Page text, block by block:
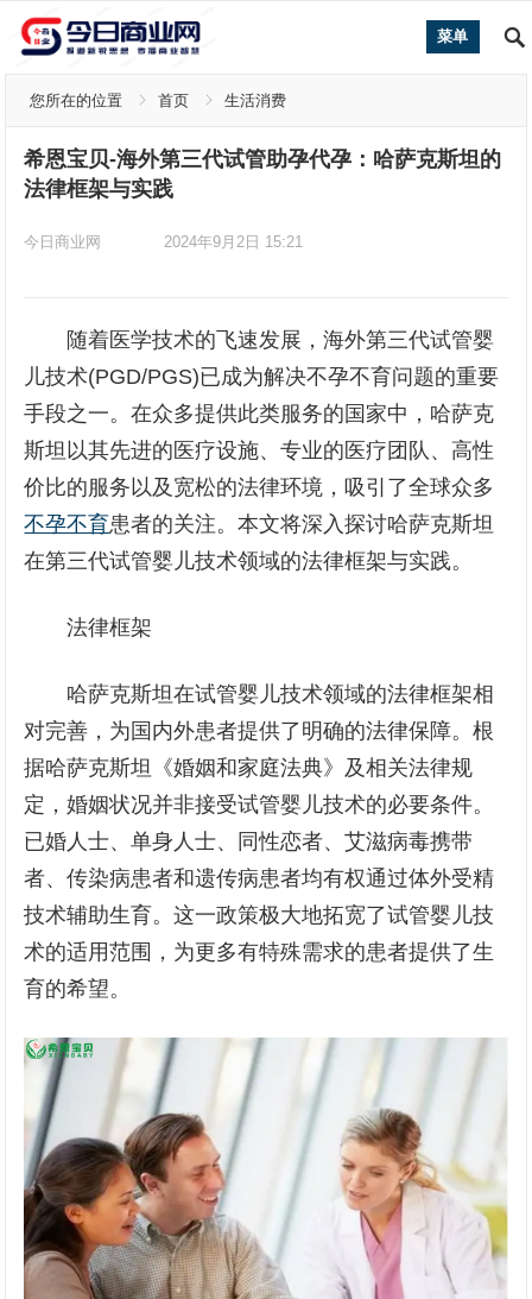
菜单
您所在的位置 首页 生活消费
希恩宝贝-海外第三代试管助孕代孕：哈萨克斯坦的
法律框架与实践
今日商业网 2024年9月2日 15:21
随着医学技术的飞速发展，海外第三代试管婴
儿技术(PGD/PGS)已成为解决不孕不育问题的重要
手段之一。在众多提供此类服务的国家中，哈萨克
斯坦以其先进的医疗设施、专业的医疗团队、高性
价比的服务以及宽松的法律环境，吸引了全球众多
不孕不育患者的关注。本文将深入探讨哈萨克斯坦
在第三代试管婴儿技术领域的法律框架与实践。
法律框架
哈萨克斯坦在试管婴儿技术领域的法律框架相
对完善，为国内外患者提供了明确的法律保障。根
据哈萨克斯坦《婚姻和家庭法典》及相关法律规
定，婚姻状况并非接受试管婴儿技术的必要条件。
已婚人士、单身人士、同性恋者、艾滋病毒携带
者、传染病患者和遗传病患者均有权通过体外受精
技术辅助生育。这一政策极大地拓宽了试管婴儿技
术的适用范围，为更多有特殊需求的患者提供了生
育的希望。